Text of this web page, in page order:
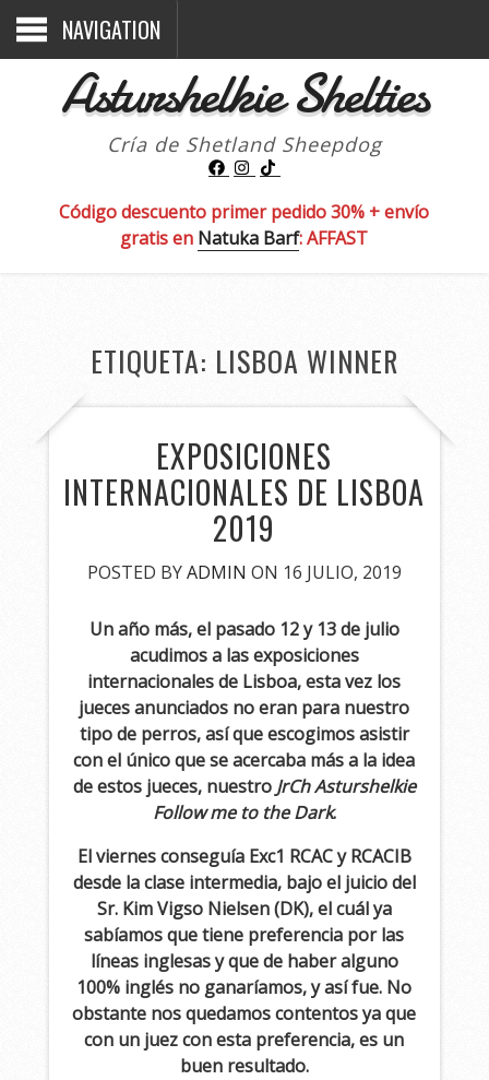
NAVIGATION
Asturshelkie Shelties
Cría de Shetland Sheepdog
Código descuento primer pedido 30% + envío
gratis en Natuka Barf: AFFAST
ETIQUETA: LISBOA WINNER
EXPOSICIONES
INTERNACIONALES DE LISBOA
2019
POSTED BYADMIN ON 16 JULIO, 2019
Un año más, el pasado 12 y 13 de julio
acudimos a las exposiciones
internacionales de Lisboa, esta vez los
jueces anunciados no eran para nuestro
tipo de perros, así que escogimos asistir
con el único que se acercaba más a la idea
de estos jueces, nuestro JrCh Asturshelkie
Follow me to the Dark.
El viernes conseguía Exc1 RCAC y RCACIB
desde la clase intermedia, bajo el juicio del
Sr. Kim Vigso Nielsen (DK), el cuál ya
sabíamos que tiene preferencia por las
líneas inglesas y que de haber alguno
100% inglés no ganaríamos, y así fue. No
obstante nos quedamos contentos ya que
con un juez con esta preferencia, es un
buen resultado.